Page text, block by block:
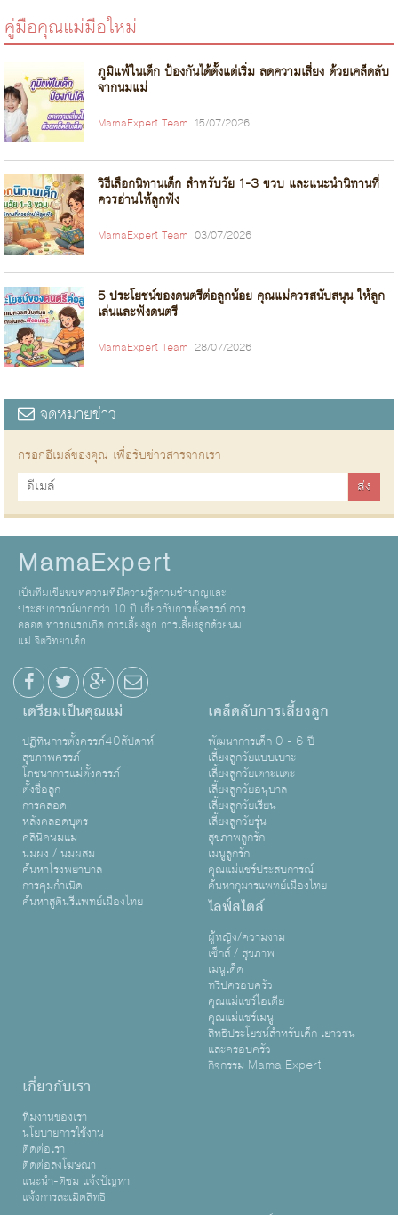
คู่มือคุณแม่มือใหม่
ภูมิแพ้ในเด็ก ป้องกันได้ตั้งแต่เริ่ม ลดความเสี่ยง ด้วยเคล็ดลับ
จากนมแม่
MamaExpert Team 15/07/2026
วิธีเลือกนิทานเด็ก สำหรับวัย 1-3 ขวบ และแนะนำนิทานที่
ควรอ่านให้ลูกฟัง
MamaExpert Team 03/07/2026
5 ประโยชน์ของดนตรีต่อลูกน้อย คุณแม่ควรสนับสนุน ให้ลูก
เล่นและฟังดนตรี
MamaExpert Team 28/07/2026
จดหมายข่าว
กรอกอีเมล์ของคุณ เพื่อรับข่าวสารจากเรา
MamaExpert
เป็นทีมเขียนบทความที่มีความรู้ความชำนาญและ
ประสบการณ์มากกว่า 10 ปี เกี่ยวกับการตั้งครรภ์ การ
คลอด ทารกแรกเกิด การเลี้ยงลูก การเลี้ยงลูกด้วยนม
แม่ จิตวิทยาเด็ก
เตรียมเป็นคุณแม่
ปฏิทินการตั้งครรภ์40สัปดาห์
สุขภาพครรภ์
โภชนาการแม่ตั้งครรภ์
ตั้งชื่อลูก
การคลอด
หลังคลอดบุตร
คลินิคนมแม่
นมผง / นมผสม
ค้นหาโรงพยาบาล
การคุมกำเนิด
ค้นหาสูตินรีแพทย์เมืองไทย
เคล็ดลับการเลี้ยงลูก
พัฒนาการเด็ก 0 - 6 ปี
เลี้ยงลูกวัยแบบเบาะ
เลี้ยงลูกวัยเตาะเเตะ
เลี้ยงลูกวัยอนุบาล
เลี้ยงลูกวัยเรียน
เลี้ยงลูกวัยรุ่น
สุขภาพลูกรัก
เมนูลูกรัก
คุณแม่แชร์ประสบการณ์
ค้นหากุมารแพทย์เมืองไทย
ไลฟ์สไตล์
ผู้หญิง/ความงาม
เซ็กส์ / สุขภาพ
เมนูเด็ด
ทริปครอบครัว
คุณแม่แชร์ไอเดีย
คุณแม่แชร์เมนู
สิทธิประโยชน์สำหรับเด็ก เยาวชน
และครอบครัว
กิจกรรม Mama Expert
เกี่ยวกับเรา
ทีมงานของเรา
นโยบายการใช้งาน
ติดต่อเรา
ติดต่อลงโฆษณา
แนะนำ-ติชม แจ้งปัญหา
แจ้งการละเมิดสิทธิ